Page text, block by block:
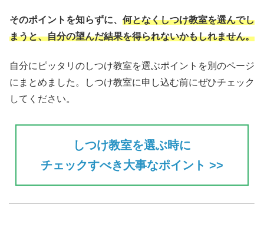
そのポイントを知らずに、 何となくしつけ教室を選んでし
まうと、自分の望んだ結果を得られないかもしれません。
自分にピッタリのしつけ教室を選ぶポイントを別のページ
にまとめました。しつけ教室に申し込む前にぜひチェック
してください。
しつけ教室を選ぶ時に
チェックすべき大事なポイント >>